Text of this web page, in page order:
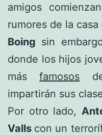
amigos
rumores de la
Boing sin
donde los hijos
másfamosos
impartirán sus
Por otro lado,
Valls con un